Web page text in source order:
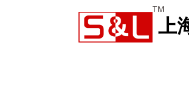
上